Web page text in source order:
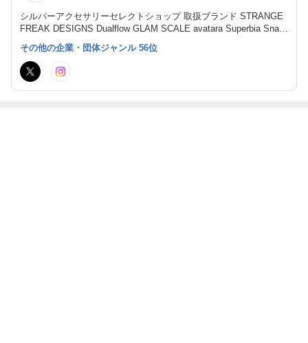
シルバーアクセサリーセレクトショップ 取扱ブランド STRANGE
FREAK DESIGNS Dualflow GLAM SCALE avatara Superbia Snak
e Pit Leather Works
その他の企業・団体ジャンル 56位